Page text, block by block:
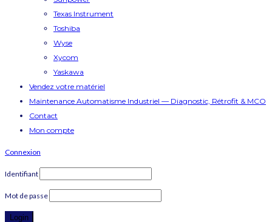
Texas Instrument
Toshiba
Wyse
Xycom
Yaskawa
Vendez votre matériel
Maintenance Automatisme Industriel — Diagnostic, Rétrofit & MCO
Contact
Mon compte
Connexion
Identifiant
Mot de passe